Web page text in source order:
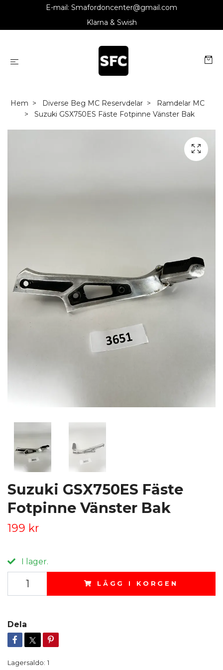
E-mail: Smafordoncenter@gmail.com
Klarna & Swish
Hem Diverse Beg MC Reservdelar
Ramdelar MC
Suzuki GSX750ES Fäste Fotpinne Vänster Bak
Suzuki GSX750ES Fäste
Fotpinne Vänster Bak
199 kr
I lager.
LÄGG I KORGEN
Dela
Lagersaldo: 1